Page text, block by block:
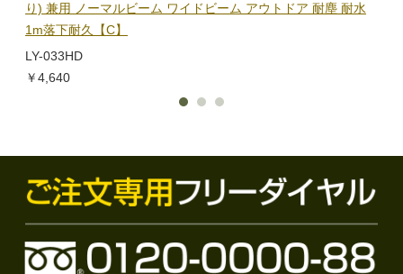
り) 兼用 ノーマルビーム ワイドビーム アウトドア 耐塵 耐水
1m落下耐久【C】
LY-033HD
￥4,640